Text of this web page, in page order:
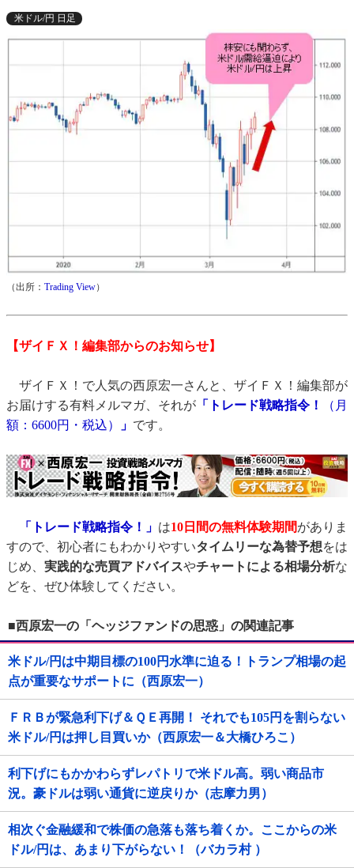
米ドル/円 日足
（出所： Trading View）
【ザイＦＸ！編集部からのお知らせ】
ザイＦＸ！で人気の西原宏一さんと、ザイＦＸ！編集部が
お届けする有料メルマガ、それが 「トレード戦略指令！
（月
額：6600円・税込）
」 です。
「トレード戦略指令！」 は10日間の無料体験期間がありま
すので、初心者にもわかりやすいタイムリーな為替予想をは
じめ、 実践的な売買アドバイスやチャートによる相場分析な
どを、ぜひ体験してください。
■西原宏一の「ヘッジファンドの思惑」の関連記事
米ドル/円は中期目標の100円水準に迫る！トランプ相場の起
点が重要なサポートに（西原宏一）
ＦＲＢが緊急利下げ＆ＱＥ再開！ それでも105円を割らない
米ドル/円は押し目買いか（西原宏一＆大橋ひろこ）
利下げにもかかわらずレパトリで米ドル高。弱い商品市
況。豪ドルは弱い通貨に逆戻りか（志摩力男）
相次ぐ金融緩和で株価の急落も落ち着くか。ここからの米
ドル/円は、あまり下がらない！（バカラ村 ）